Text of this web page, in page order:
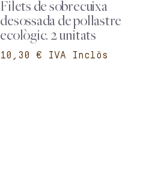
Filets de sobrecuixa
desossada de pollastre
ecològic. 2 unitats
€